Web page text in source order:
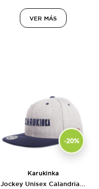
VER MÁS
-20%
Karukinka
Jockey Unisex Calandria...